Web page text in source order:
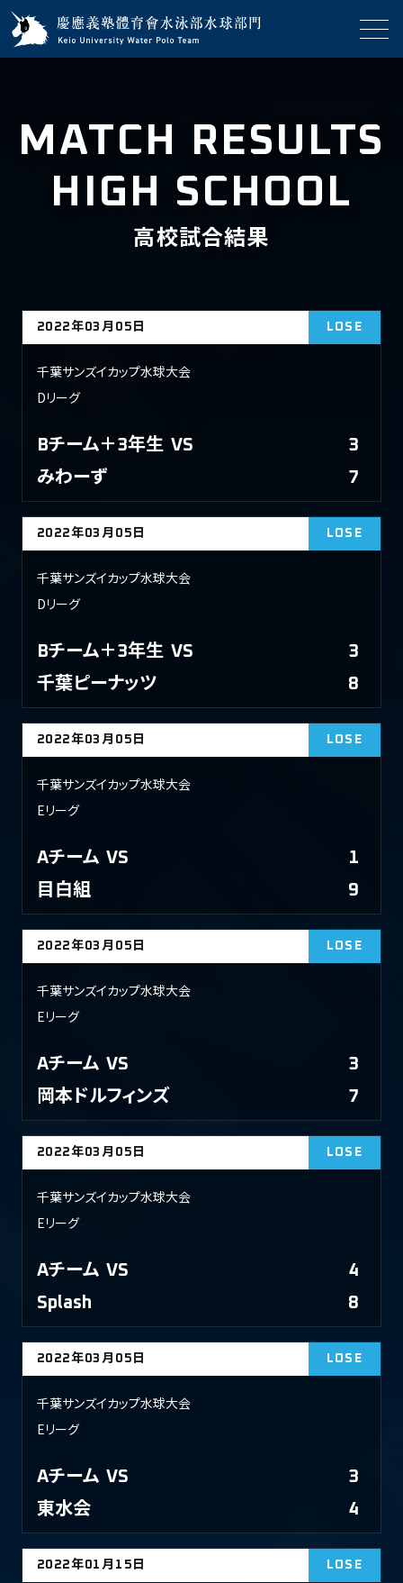
MATCH RESULTS
HIGH SCHOOL
高校試合結果
2022年03月05日 LOSE
千葉サンズイカップ水球大会
Dリーグ
Bチーム＋3年生 VS
3
みわーず
7
2022年03月05日 LOSE
千葉サンズイカップ水球大会
Dリーグ
Bチーム＋3年生 VS
3
千葉ピーナッツ
8
2022年03月05日 LOSE
千葉サンズイカップ水球大会
Eリーグ
Aチーム VS
1
目白組
9
2022年03月05日 LOSE
千葉サンズイカップ水球大会
Eリーグ
Aチーム VS
3
岡本ドルフィンズ
7
2022年03月05日 LOSE
千葉サンズイカップ水球大会
Eリーグ
Aチーム VS
4
Splash
8
2022年03月05日 LOSE
千葉サンズイカップ水球大会
Eリーグ
Aチーム VS
3
東水会
4
2022年01月15日 LOSE